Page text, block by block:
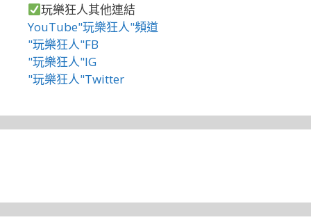
玩樂狂人其他連結
YouTube"玩樂狂人"頻道
"玩樂狂人"FB
"玩樂狂人"IG
"玩樂狂人"Twitter